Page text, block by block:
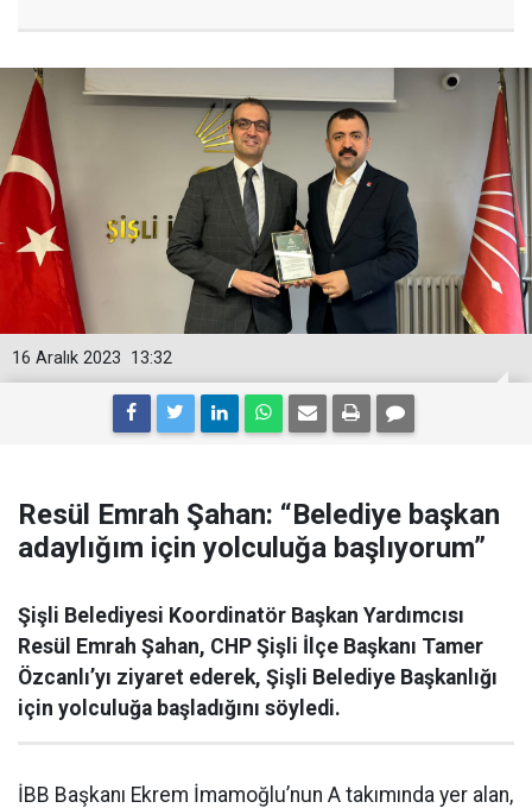
13:32
16 Aralık 2023
Resül Emrah Şahan: “Belediye başkan
adaylığım için yolculuğa başlıyorum”
Şişli Belediyesi Koordinatör Başkan Yardımcısı
Resül Emrah Şahan, CHP Şişli İlçe Başkanı Tamer
Özcanlı’yı ziyaret ederek, Şişli Belediye Başkanlığı
için yolculuğa başladığını söyledi.
İBB Başkanı Ekrem İmamoğlu’nun A takımında yer alan,